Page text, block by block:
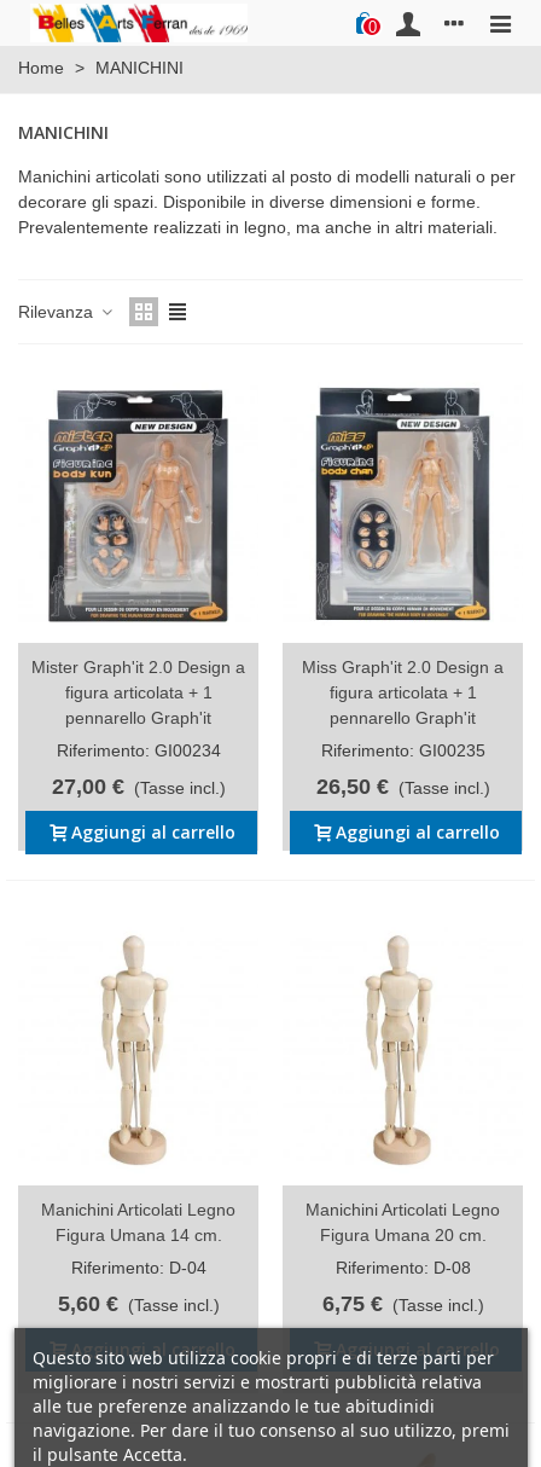
0
Home > MANICHINI
MANICHINI
Manichini articolati sono utilizzati al posto di modelli naturali o per
decorare gli spazi. Disponibile in diverse dimensioni e forme.
Prevalentemente realizzati in legno, ma anche in altri materiali.
Rilevanza
Mister Graph'it 2.0 Design a
figura articolata + 1
pennarello Graph'it
Riferimento: GI00234
27,00 € (Tasse incl.)
Aggiungi al carrello
Miss Graph'it 2.0 Design a
figura articolata + 1
pennarello Graph'it
Riferimento: GI00235
26,50 € (Tasse incl.)
Aggiungi al carrello
Manichini Articolati Legno
Figura Umana 14 cm.
Riferimento: D-04
5,60 € (Tasse incl.)
Aggiungi al carrello
Manichini Articolati Legno
Figura Umana 20 cm.
Riferimento: D-08
6,75 € (Tasse incl.)
Aggiungi al carrello
Questo sito web utilizza cookie propri e di terze parti per
migliorare i nostri servizi e mostrarti pubblicità relativa
alle tue preferenze analizzando le tue abitudinidi
navigazione. Per dare il tuo consenso al suo utilizzo, premi
il pulsante Accetta.